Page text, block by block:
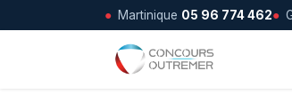
● Martinique 05 96 774 462●
Se rendre au contenu